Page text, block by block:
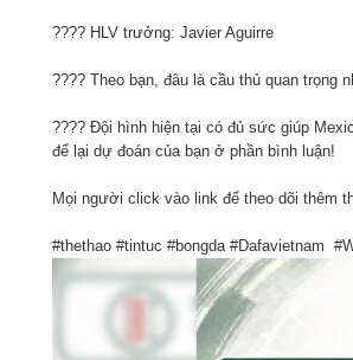
???? HLV trưởng: Javier Aguirre
???? Theo bạn, đâu là cầu thủ quan trọng
???? Đội hình hiện tại có đủ sức giúp
để lại dự đoán của bạn ở phần bình luận!
Mọi người click vào link để theo dõi thêm
#thethao #tintuc #bongda #Dafavietnam